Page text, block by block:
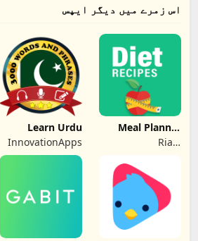
اس زمرے میں دیگر ایپس
Meal Planner
Diet Recipes
Riafy
Learn Urdu
InnovationApps